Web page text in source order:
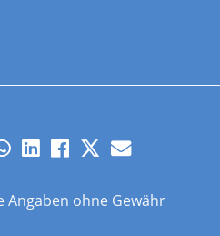
Angaben ohne Gewähr